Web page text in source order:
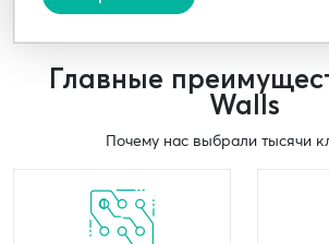
Главные
Walls
Почему нас выбрали тысячи